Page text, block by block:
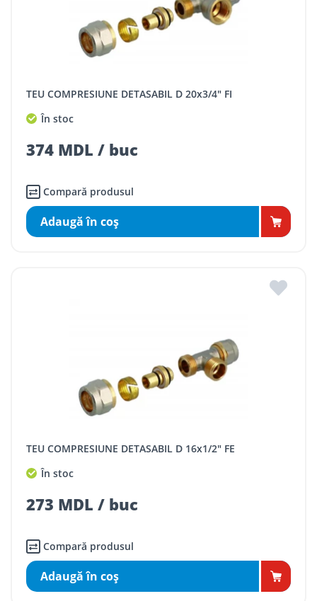
TEU COMPRESIUNE DETASABIL D 20x3/4" FI
În stoc
374 MDL / buc
Compară produsul
Adaugă în coş
TEU COMPRESIUNE DETASABIL D 16x1/2" FE
În stoc
273 MDL / buc
Compară produsul
Adaugă în coş